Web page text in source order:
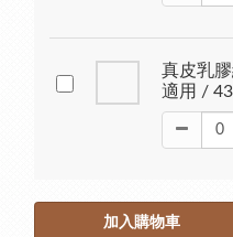
真皮乳
適用 /
加入購物車